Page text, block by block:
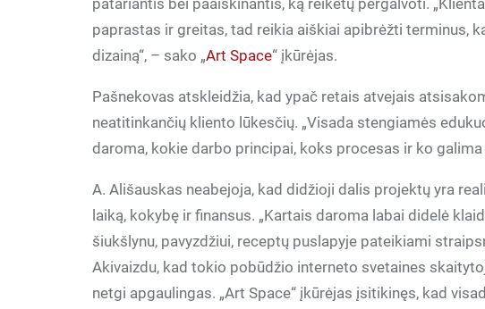
patariantis bei paaiškinantis, ką reikėtų pergalvoti.
paprastas ir greitas, tad reikia aiškiai apibrėžti terminus,
dizainą“, – sako „Art Space“ įkūrėjas.
Pašnekovas atskleidžia, kad ypač retais atvejais
neatitinkančių kliento lūkesčių. „Visada stengiamės
daroma, kokie darbo principai, koks procesas ir ko
A. Ališauskas neabejoja, kad didžioji dalis projektų yra
laiką, kokybę ir finansus. „Kartais daroma labai didelė
šiukšlynu, pavyzdžiui, receptų puslapyje pateikiami
Akivaizdu, kad tokio pobūdžio interneto svetaines
netgi apgaulingas. „Art Space“ įkūrėjas įsitikinęs, kad